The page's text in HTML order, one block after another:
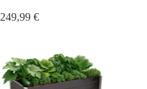
249,99 €